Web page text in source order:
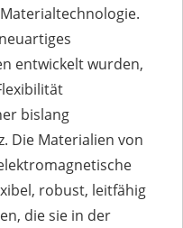
entwickelt wurden,
bislang
Die Materialien von
robust, leitfähig
die sie in der